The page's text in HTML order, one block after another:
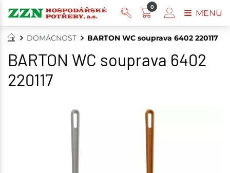
DOMÁCNOST BARTON WC souprava 6402 220117
BARTON WC souprava 6402
220117
0
MENU